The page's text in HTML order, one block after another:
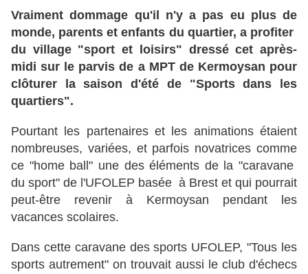
Vraiment dommage qu'il n'y a pas eu plus de
monde, parents et enfants du quartier, a profiter
du village "sport et loisirs" dressé cet après-
midi sur le parvis de a MPT de Kermoysan pour
clôturer la saison d'été de "Sports dans les
quartiers".
Pourtant les partenaires et les animations étaient
nombreuses, variées, et parfois novatrices comme
ce "home ball" une des éléments de la "caravane
du sport" de l'UFOLEP basée à Brest et qui pourrait
peut-être revenir à Kermoysan pendant les
vacances scolaires.
Dans cette caravane des sports UFOLEP, "Tous les
sports autrement" on trouvait aussi le club d'échecs